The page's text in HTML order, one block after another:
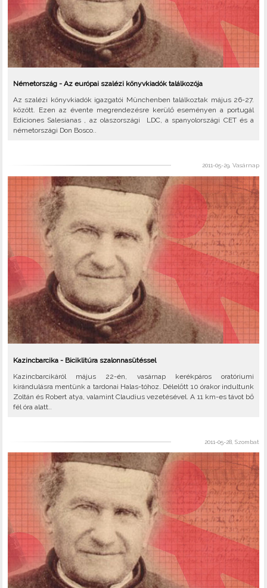
Németország - Az európai szalézi könyvkiadók találkozója
Az szalézi könyvkiadók igazgatói Münchenben találkoztak május 26-27.
között. Ezen az évente megrendezésre kerülő eseményen a portugál
Ediciones Salesianas , az olaszországi LDC, a spanyolországi CET és a
németországi Don Bosco..
2011-05-29, Vasárnap
Kazincbarcika - Biciklitúra szalonnasütéssel
Kazincbarcikáról május 22-én, vasárnap kerékpáros oratóriumi
kirándulásra mentünk a tardonai Halas-tóhoz. Délelőtt 10 órakor indultunk
Zoltán és Robert atya, valamint Claudius vezetésével. A 11 km-es távot bő
fél óra alatt..
2011-05-28, Szombat